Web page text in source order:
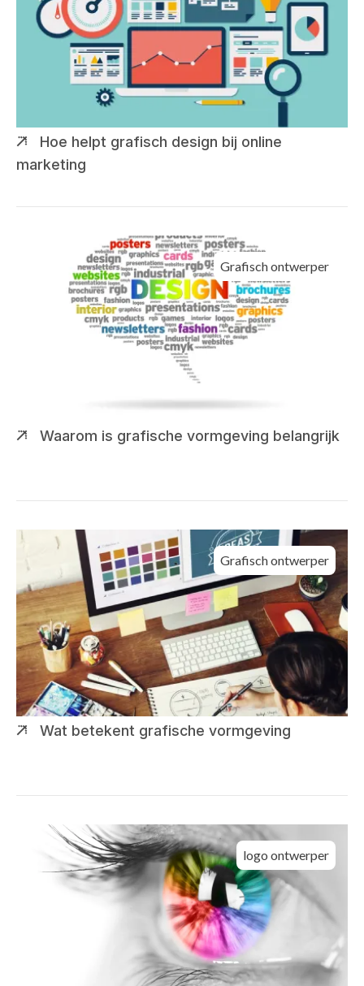
marketing
Waarom is grafische vormgeving belangrijk
Grafisch ontwerper
Wat betekent grafische vormgeving
Grafisch ontwerper
logo ontwerper